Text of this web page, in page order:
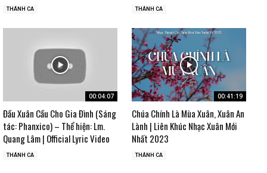
THÁNH CA THÁNH CA
00:04:07
Đầu Xuân Cầu Cho Gia Đình (Sáng
tác: Phanxico) – Thể hiện: Lm.
Quang Lâm | Official Lyric Video
THÁNH CA
00:41:19
Chúa Chính Là Mùa Xuân, Xuân An
Lành | Liên Khúc Nhạc Xuân Mới
Nhất 2023
THÁNH CA